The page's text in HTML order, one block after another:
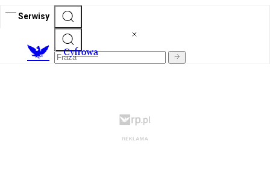
Serwisy
Cyfrowa